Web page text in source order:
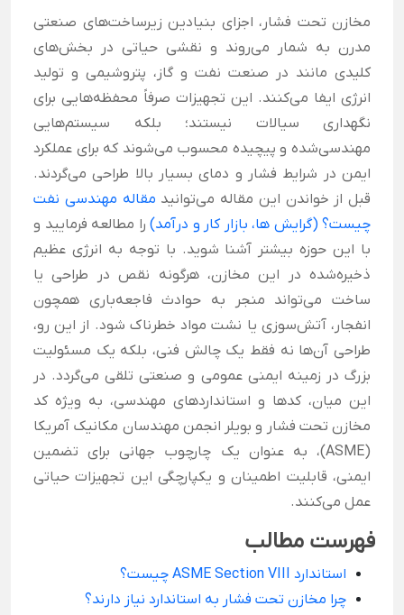
مخازن تحت فشار، اجزای بنیادین زیرساخت‌های صنعتی
مدرن به شمار می‌روند و نقشی حیاتی در بخش‌های
کلیدی مانند در صنعت نفت و گاز، پتروشیمی و تولید
انرژی ایفا می‌کنند. این تجهیزات صرفاً محفظه‌هایی برای
نگهداری سیالات نیستند؛ بلکه سیستم‌هایی
مهندسی‌شده و پیچیده محسوب می‌شوند که برای عملکرد
ایمن در شرایط فشار و دمای بسیار بالا طراحی می‌گردند.
قبل از خواندن این مقاله می‌توانید مقاله مهندسی نفت
چیست؟ (گرایش ها، بازار کار و درآمد) را مطالعه فرمایید و
با این حوزه بیشتر آشنا شوید. با توجه به انرژی عظیم
ذخیره‌شده در این مخازن، هرگونه نقص در طراحی یا
ساخت می‌تواند منجر به حوادث فاجعه‌باری همچون
انفجار، آتش‌سوزی یا نشت مواد خطرناک شود. از این رو،
طراحی آن‌ها نه فقط یک چالش فنی، بلکه یک مسئولیت
بزرگ در زمینه ایمنی عمومی و صنعتی تلقی می‌گردد. در
این میان، کدها و استانداردهای مهندسی، به ویژه کد
مخازن تحت فشار و بویلر انجمن مهندسان مکانیک آمریکا
(ASME)، به عنوان یک چارچوب جهانی برای تضمین
ایمنی، قابلیت اطمینان و یکپارچگی این تجهیزات حیاتی
عمل می‌کنند.
فهرست مطالب
استاندارد ASME Section VIII چیست؟
چرا مخازن تحت فشار به استاندارد نیاز دارند؟